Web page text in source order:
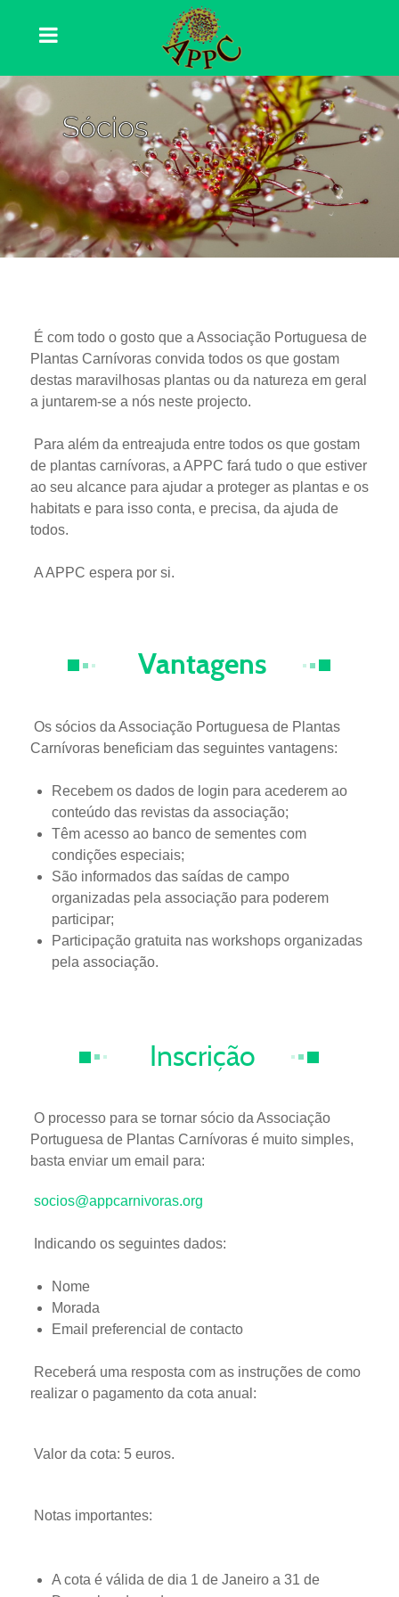
Sócios
É com todo o gosto que a Associação Portuguesa de
Plantas Carnívoras convida todos os que gostam
destas maravilhosas plantas ou da natureza em geral
a juntarem-se a nós neste projecto.
Para além da entreajuda entre todos os que gostam
de plantas carnívoras, a APPC fará tudo o que estiver
ao seu alcance para ajudar a proteger as plantas e os
habitats e para isso conta, e precisa, da ajuda de
todos.
A APPC espera por si.
Vantagens
Os sócios da Associação Portuguesa de Plantas
Carnívoras beneficiam das seguintes vantagens:
Recebem os dados de login para acederem ao
conteúdo das revistas da associação;
Têm acesso ao banco de sementes com
condições especiais;
São informados das saídas de campo
organizadas pela associação para poderem
participar;
Participação gratuita nas workshops organizadas
pela associação.
Inscrição
O processo para se tornar sócio da Associação
Portuguesa de Plantas Carnívoras é muito simples,
basta enviar um email para:
socios@appcarnivoras.org
Indicando os seguintes dados:
Nome
Morada
Email preferencial de contacto
Receberá uma resposta com as instruções de como
realizar o pagamento da cota anual:
Valor da cota: 5 euros.
Notas importantes:
A cota é válida de dia 1 de Janeiro a 31 de